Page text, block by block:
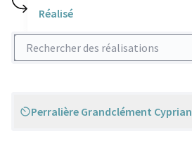
Réalisé
Rechercher des réalisations
Scope
Perralière Grandclément Cyprian